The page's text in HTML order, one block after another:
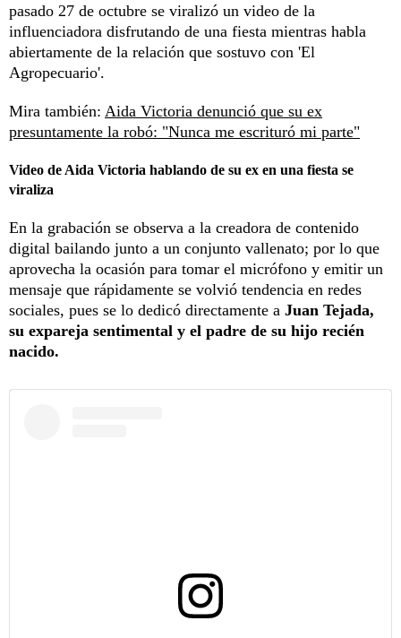
pasado 27 de octubre se viralizó un video de la
influenciadora disfrutando de una fiesta mientras habla
abiertamente de la relación que sostuvo con 'El
Agropecuario'.
Mira también: Aida Victoria denunció que su ex
presuntamente la robó: "Nunca me escrituró mi parte"
Video de Aida Victoria hablando de su ex en una fiesta se
viraliza
En la grabación se observa a la creadora de contenido
digital bailando junto a un conjunto vallenato; por lo que
aprovecha la ocasión para tomar el micrófono y emitir un
mensaje que rápidamente se volvió tendencia en redes
sociales, pues se lo dedicó directamente a Juan Tejada,
su expareja sentimental y el padre de su hijo recién
nacido.